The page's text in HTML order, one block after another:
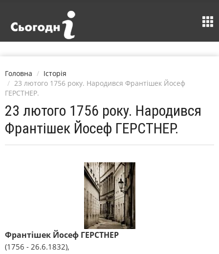
Головна
Історія
23 лютого 1756 року. Народився Франтішек Йосеф
ГЕРСТНЕР.
23 лютого 1756 року. Народився
Франтішек Йосеф ГЕРСТНЕР.
Франтішек Йосеф ГЕРСТНЕР
(1756 - 26.6.1832),